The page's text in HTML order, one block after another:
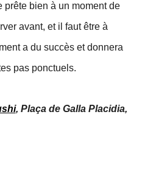
prête bien à un moment de
avant, et il faut être à
a du succès et donnera
pas ponctuels.
, Plaça de Galla Placidia,